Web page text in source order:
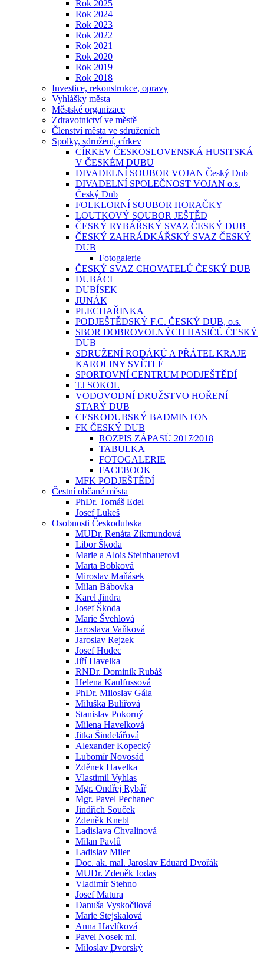
Rok 2025
Rok 2024
Rok 2023
Rok 2022
Rok 2021
Rok 2020
Rok 2019
Rok 2018
Investice, rekonstrukce, opravy
Vyhlášky města
Městské organizace
Zdravotnictví ve městě
Členství města ve sdruženích
Spolky, sdružení, církev
CÍRKEV ČESKOSLOVENSKÁ HUSITSKÁ
V ČESKÉM DUBU
DIVADELNÍ SOUBOR VOJAN Český Dub
DIVADELNÍ SPOLEČNOST VOJAN o.s.
Český Dub
FOLKLORNÍ SOUBOR HORAČKY
LOUTKOVÝ SOUBOR JEŠTĚD
ČESKÝ RYBÁŘSKÝ SVAZ ČESKÝ DUB
ČESKÝ ZAHRÁDKÁŘSKÝ SVAZ ČESKÝ
DUB
Fotogalerie
ČESKÝ SVAZ CHOVATELŮ ČESKÝ DUB
DUBÁCI
DUBÍSEK
JUNÁK
PLECHAŘINKA
PODJEŠTĚDSKÝ F.C. ČESKÝ DUB, o.s.
SBOR DOBROVOLNÝCH HASIČŮ ČESKÝ
DUB
SDRUŽENÍ RODÁKŮ A PŘÁTEL KRAJE
KAROLINY SVĚTLÉ
SPORTOVNÍ CENTRUM PODJEŠTĚDÍ
TJ SOKOL
VODOVODNÍ DRUŽSTVO HOŘENÍ
STARÝ DUB
CESKODUBSKÝ BADMINTON
FK ČESKÝ DUB
ROZPIS ZÁPASŮ 2017⁄2018
TABULKA
FOTOGALERIE
FACEBOOK
MFK PODJEŠTĚDÍ
Čestní občané města
PhDr. Tomáš Edel
Josef Lukeš
Osobnosti Českodubska
MUDr. Renáta Zikmundová
Libor Škoda
Marie a Alois Steinbauerovi
Marta Bobková
Miroslav Maňásek
Milan Bábovka
Karel Jindra
Josef Škoda
Marie Švehlová
Jaroslava Vaňková
Jaroslav Rejzek
Josef Hudec
Jiří Havelka
RNDr. Dominik Rubáš
Helena Kaulfussová
PhDr. Miloslav Gála
Miluška Bulířová
Stanislav Pokorný
Milena Havelková
Jitka Šindelářová
Alexander Kopecký
Lubomír Novosád
Zděnek Havelka
Vlastimil Vyhlas
Mgr. Ondřej Rybář
Mgr. Pavel Pechanec
Jindřich Souček
Zdeněk Knebl
Ladislava Chvalinová
Milan Pavlů
Ladislav Miler
Doc. ak. mal. Jaroslav Eduard Dvořák
MUDr. Zdeněk Jodas
Vladimír Stehno
Josef Matura
Danuša Vyskočilová
Marie Stejskalová
Anna Havlíková
Pavel Nosek ml.
Miloslav Dvorský